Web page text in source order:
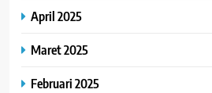
April 2025
Maret 2025
Februari 2025